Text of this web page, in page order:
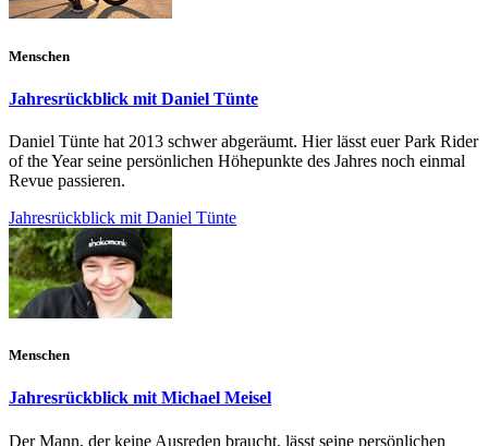
Menschen
Jahresrückblick mit Daniel Tünte
Daniel Tünte hat 2013 schwer abgeräumt. Hier lässt euer Park Rider
of the Year seine persönlichen Höhepunkte des Jahres noch einmal
Revue passieren.
Jahresrückblick mit Daniel Tünte
Menschen
Jahresrückblick mit Michael Meisel
Der Mann, der keine Ausreden braucht, lässt seine persönlichen